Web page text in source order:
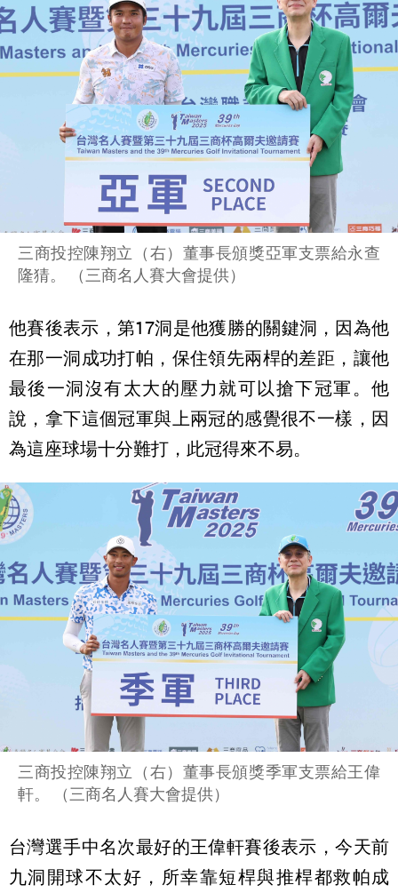
三商投控陳翔立（右）董事長頒獎亞軍支票給永查
隆猜。 （三商名人賽大會提供）
他賽後表示，第17洞是他獲勝的關鍵洞，因為他
在那一洞成功打帕，保住領先兩桿的差距，讓他
最後一洞沒有太大的壓力就可以搶下冠軍。他
說，拿下這個冠軍與上兩冠的感覺很不一樣，因
為這座球場十分難打，此冠得來不易。
三商投控陳翔立（右）董事長頒獎季軍支票給王偉
軒。 （三商名人賽大會提供）
台灣選手中名次最好的王偉軒賽後表示，今天前
九洞開球不太好，所幸靠短桿與推桿都救帕成